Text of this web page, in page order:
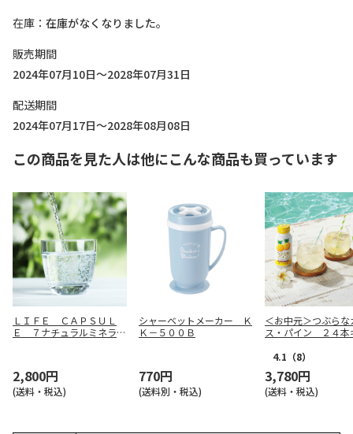
在庫
在庫がなくなりました。
販売期間
2024年07月10日～2028年07月31日
配送期間
2024年07月17日～2028年08月08日
この商品を見た人は他にこんな商品も買っています
ＬＩＦＥ ＣＡＰＳＵＬ
Ｅ ７ナチュラルミネラル
2,800円
(送料・税込)
シャーベットメーカー Ｋ
Ｋ－５００Ｂ
770円
(送料別・税込)
＜お中元＞つぶらな
ス・パイン ２４本
4.1 （8）
3,780円
(送料・税込)